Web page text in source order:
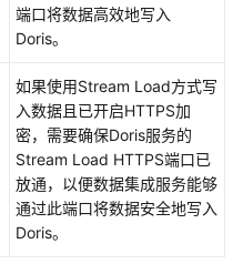
端口将数据高效地写入
Doris。
如果使用Stream Load方式写
入数据且已开启HTTPS加
密，需要确保Doris服务的
Stream Load HTTPS端口已
放通，以便数据集成服务能够
通过此端口将数据安全地写入
Doris。